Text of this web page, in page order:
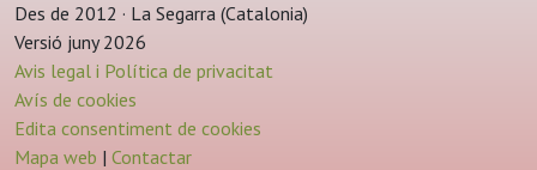
Des de 2012 · La Segarra (Catalonia)
Versió juny 2026
Avis legal i Política de privacitat
Avís de cookies
Edita consentiment de cookies
Mapa web | Contactar